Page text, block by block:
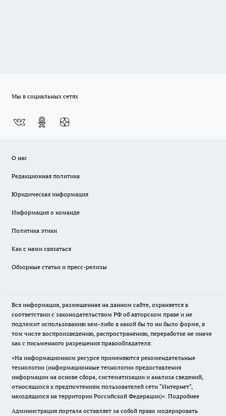
Мы в социальных сетях
О нас
Редакционная политика
Юридическая информация
Информация о команде
Политика этики
Как с нами связаться
Обзорные статьи и пресс-релизы
Вся информация, размещенная на данном сайте, охраняется в
соответствии с законодательством РФ об авторском праве и не
подлежит использованию кем-либо в какой бы то ни было форме, в
том числе воспроизведению, распространению, переработке не иначе
как с письменного разрешения правообладателя.
«На информационном ресурсе применяются рекомендательные
технологии (информационные технологии предоставления
информации на основе сбора, систематизации и анализа сведений,
относящихся к предпочтениям пользователей сети "Интернет",
находящихся на территории Российской Федерации)». Подробнее
Администрация портала оставляет за собой право модерировать